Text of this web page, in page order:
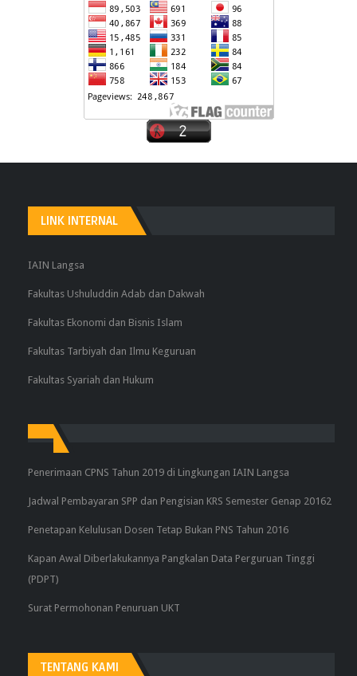
LINK INTERNAL
IAIN Langsa
Fakultas Ushuluddin Adab dan Dakwah
Fakultas Ekonomi dan Bisnis Islam
Fakultas Tarbiyah dan Ilmu Keguruan
Fakultas Syariah dan Hukum
Penerimaan CPNS Tahun 2019 di Lingkungan IAIN Langsa
Jadwal Pembayaran SPP dan Pengisian KRS Semester Genap 20162
Penetapan Kelulusan Dosen Tetap Bukan PNS Tahun 2016
Kapan Awal Diberlakukannya Pangkalan Data Perguruan Tinggi
(PDPT)
Surat Permohonan Penuruan UKT
TENTANG KAMI